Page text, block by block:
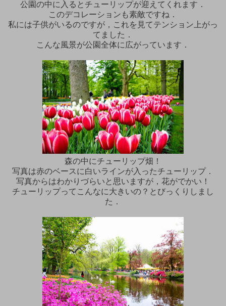
公園の中に入るとチューリップが迎えてくれます．
このデコレーションも素敵ですね．
私には子供がいるのですが，これを見てテンション上がっ
てました．
こんな風景が公園全体に広がっています．
森の中にチューリップ畑！
写真は赤のベースに白いラインが入ったチューリップ．
写真からはわかりづらいと思いますが，花がでかい！
チューリップってこんなに大きいの？とびっくりしまし
た．